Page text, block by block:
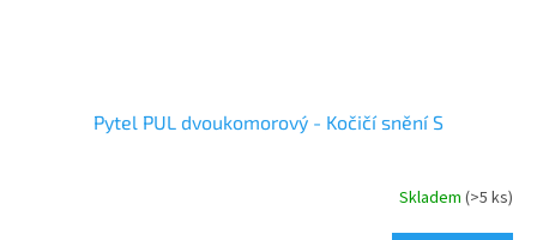
Pytel PUL dvoukomorový - Kočičí snění S
Skladem (>5 ks)